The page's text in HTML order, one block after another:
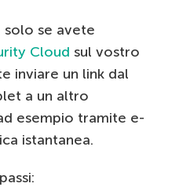
se avete
Cloud sul vostro
inviare un link dal
a un altro
esempio tramite e-
istantanea.